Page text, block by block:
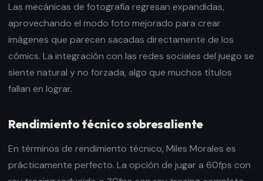
Las mecánicas de fotografía regresan expandidas,
aprovechando el modo foto mejorado para crear
imágenes que parecen sacadas directamente de los
cómics. La integración con las redes sociales del juego se
siente natural y no forzada, algo que muchos títulos
fallan en lograr.
Rendimiento técnico sobresaliente
En términos de rendimiento técnico, Miles Morales es
prácticamente perfecto. La opción de jugar a 60fps con